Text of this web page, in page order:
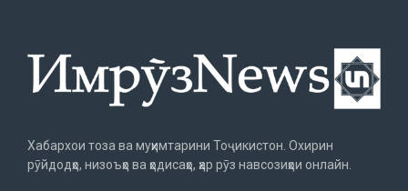
Хабархои тоза ва муҳимтарини Тоҷикистон. Охирин
рӯйдодҳо, низоъҳо ва ҳодисаҳо, ҳар рӯз навсозиҳои онлайн.